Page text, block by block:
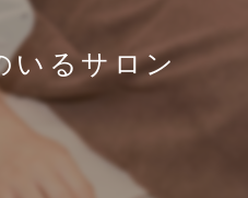
いるサロン